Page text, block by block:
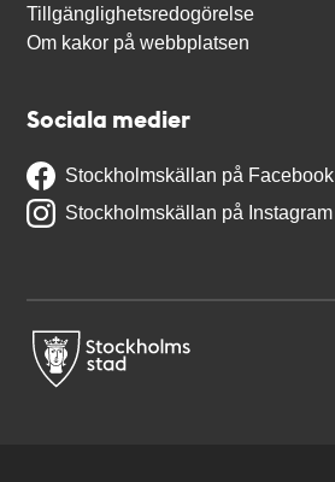
Tillgänglighetsredogörelse
Om kakor på webbplatsen
Sociala medier
Stockholmskällan på Facebook
Stockholmskällan på Instagram